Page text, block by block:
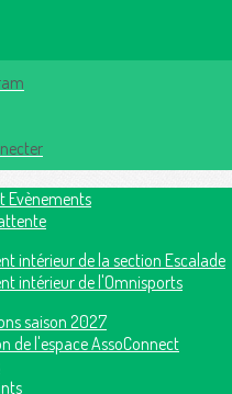
Evènements
intérieur de la section Escalade
intérieur de l'Omnisports
saison 2027
de l'espace AssoConnect